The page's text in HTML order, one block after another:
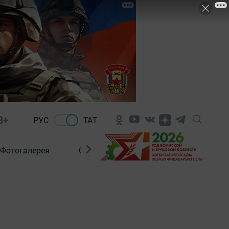
РУС ТАТ
Фотогалерея Сораштыру